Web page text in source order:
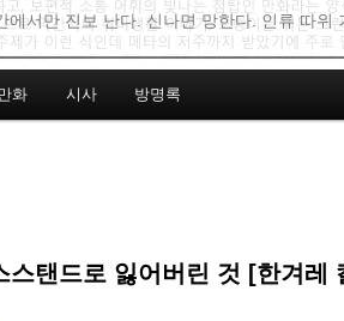
서만 진보 난다. 신나면 망한다. 인류 따위
화 시사 방명록
스탠드로 잃어버린 것 [한겨레